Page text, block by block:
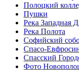
Полоцкий
Пушки
Река Западная
Река Полота
Софийский
Спасо-
Спасский
Фото